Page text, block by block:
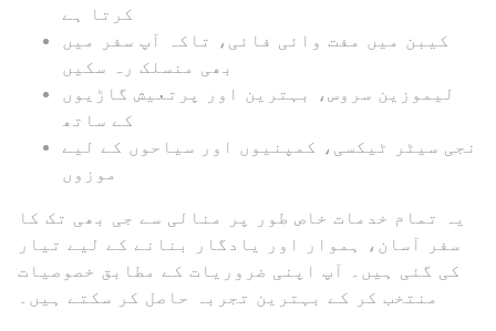
کرتا ہے
کیبن میں مفت وائی فائی، تاکہ آپ سفر میں
بھی منسلک رہ سکیں
لیموزین سروس، بہترین اور پرتعیش گاڑیوں
کے ساتھ
نجی سیٹر ٹیکسی، کمپنیوں اور سیاحوں کے لیے
موزوں
یہ تمام خدمات خاص طور پر منالی سے جی بھی تک کا
سفر آسان، ہموار اور یادگار بنانے کے لیے تیار
کی گئی ہیں۔ آپ اپنی ضروریات کے مطابق خصوصیات
منتخب کر کے بہترین تجربہ حاصل کر سکتے ہیں۔